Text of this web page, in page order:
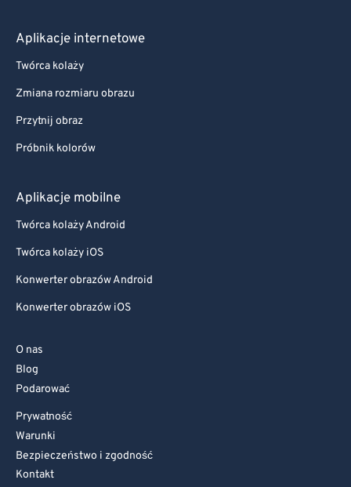
Aplikacje internetowe
Twórca kolaży
Zmiana rozmiaru obrazu
Przytnij obraz
Próbnik kolorów
Aplikacje mobilne
Twórca kolaży Android
Twórca kolaży iOS
Konwerter obrazów Android
Konwerter obrazów iOS
O nas
Blog
Podarować
Prywatność
Warunki
Bezpieczeństwo i zgodność
Kontakt